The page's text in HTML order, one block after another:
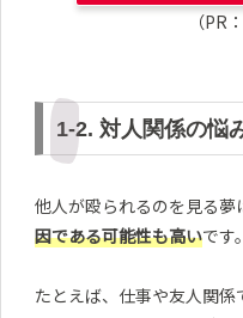
（PR
1-2. 対人関係の悩
他人が殴られるのを見る夢
因である可能性も高いです。
たとえば、仕事や友人関